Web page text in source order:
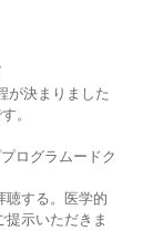
が決まりました
。
ログラムードク
聴する。医学的
示いただきま